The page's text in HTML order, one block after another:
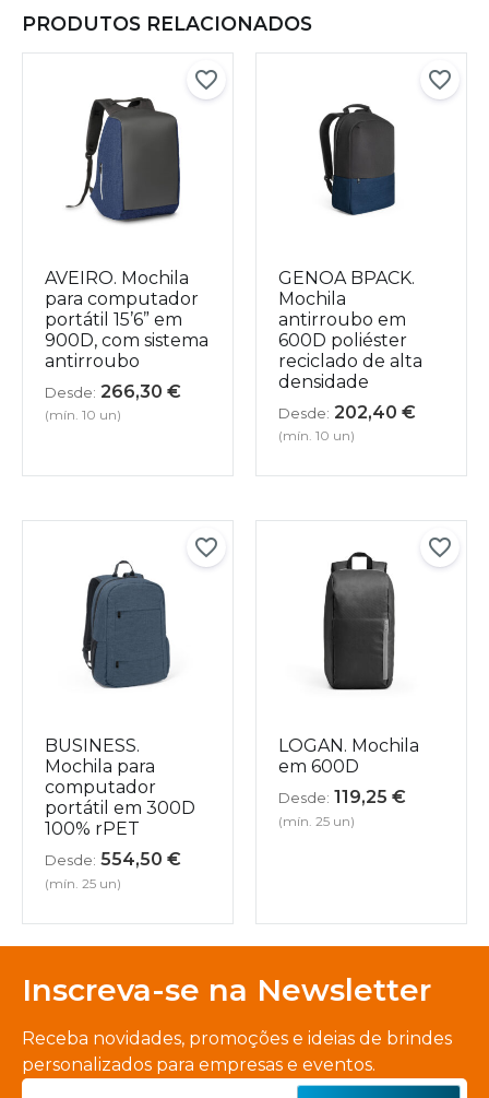
PRODUTOS RELACIONADOS
AVEIRO. Mochila
para computador
portátil 15’6” em
900D, com sistema
antirroubo
Desde: 266,30 €
(mín. 10 un)
GENOA BPACK.
Mochila
antirroubo em
600D poliéster
reciclado de alta
densidade
Desde: 202,40 €
(mín. 10 un)
BUSINESS.
Mochila para
computador
portátil em 300D
100% rPET
Desde: 554,50 €
(mín. 25 un)
LOGAN. Mochila
em 600D
Desde: 119,25 €
(mín. 25 un)
Inscreva-se na Newsletter
Receba novidades, promoções e ideias de brindes
personalizados para empresas e eventos.